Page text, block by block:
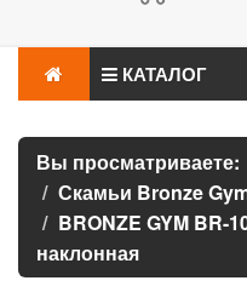
КАТАЛОГ
Вы просматриваете:
Скамьи Bronze
BRONZE GYM BR-
наклонная